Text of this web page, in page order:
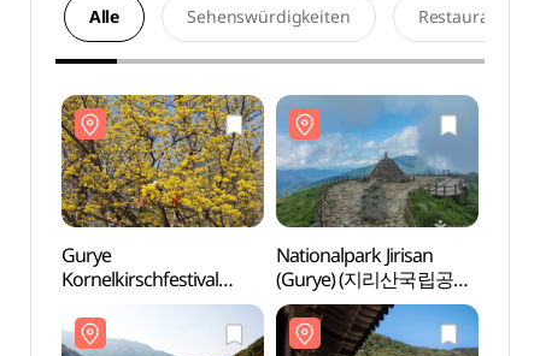
Alle Sehenswürdigkeiten Restaurants
Gurye
Kornelkirschfestival
(구례산수유꽃축제)
Nationalpark Jirisan
(Gurye) (지리산국립공원
(구례))